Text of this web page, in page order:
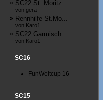
» SC22 St. Moritz
von gera
» Rennhilfe St.Mo...
von Karo1
» SC22 Garmisch
von Karo1
SC16
FunWeltcup 16
SC15